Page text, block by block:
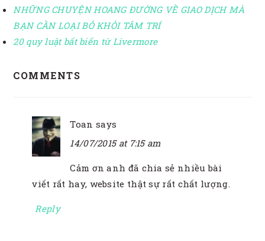
NHỮNG CHUYỆN HOANG ĐƯỜNG VỀ GIAO DỊCH MÀ
BẠN CẦN LOẠI BỎ KHỎI TÂM TRÍ
20 quy luật bất biến từ Livermore
INTERACTIONS
COMMENTS
Toan says
14/07/2015 at 7:15 am
Cảm ơn anh đã chia sẻ nhiều bài
viết rất hay, website thật sự rất chất lượng.
Reply